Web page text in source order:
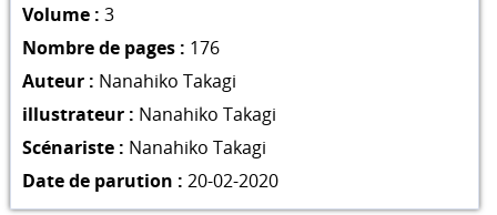
Volume : 3
Nombre de pages : 176
Auteur : Nanahiko Takagi
illustrateur : Nanahiko Takagi
Scénariste : Nanahiko Takagi
Date de parution : 20-02-2020